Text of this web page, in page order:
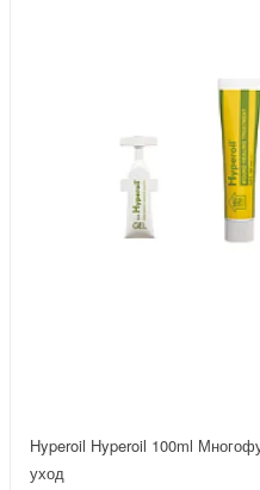
Hyperoil Hyperoil 100ml
уход